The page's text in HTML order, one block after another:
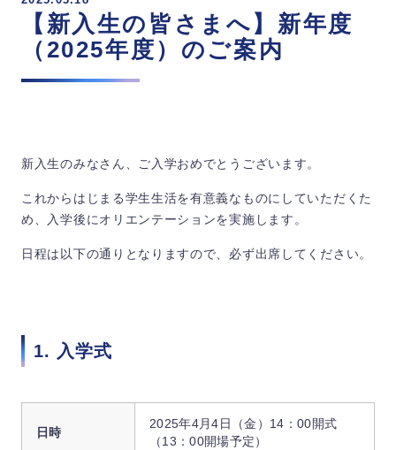
【新入生の皆さまへ】新年度
（2025年度）のご案内
新入生のみなさん、ご入学おめでとうございます。
これからはじまる学生生活を有意義なものにしていただくた
め、入学後にオリエンテーションを実施します。
日程は以下の通りとなりますので、必ず出席してください。
1. 入学式
日時
2025年4月4日（金）14：00開式
（13：00開場予定）